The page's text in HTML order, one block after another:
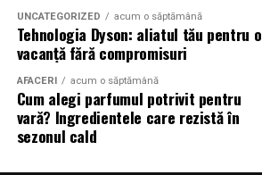
UNCATEGORIZED acum o săptămână
Tehnologia Dyson: aliatul tău pentru o
vacanță fără compromisuri
AFACERI acum o săptămână
Cum alegi parfumul potrivit pentru
vară? Ingredientele care rezistă în
sezonul cald